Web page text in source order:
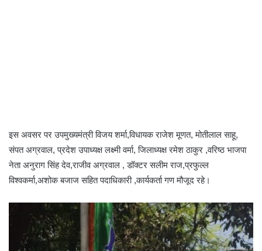
इस अवसर पर उपमुख्यमंत्री विजय शर्मा,विधायक राजेश मूणत, मोतीलाल साहू,
संपत अग्रवाल, प्रदेश उपाध्यक्ष लक्ष्मी वर्मा, जिलाध्यक्ष रमेश ठाकुर ,वरिष्ठ भाजपा
नेता अनुराग सिंह देव,राजीव अग्रवाल , डॉक्टर सलीम राज,प्रफुल्ल
विश्वकर्मा,अशोक बजाज सहित पदाधिकारी ,कार्यकर्ता गण मौजूद रहे।